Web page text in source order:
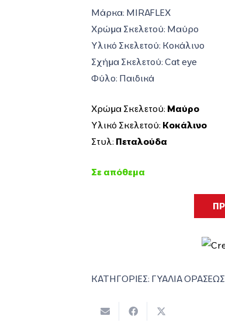
was:
62,00€.
Μάρκα: MIRAFLEX
Χρώμα Σκελετού: Μαύρο
Υλικό Σκελετού: Κοκάλινο
Σχήμα Σκελετού: Cat eye
Φύλο: Παιδικά
Χρώμα Σκελετού: Μαύρο
Υλικό Σκελετού: Κοκάλινο
Στυλ: Πεταλούδα
Σε απόθεμα
ΚΑΤΗΓΟΡΙΕΣ: ΓΥΑΛΙΑ ΟΡΑΣΕΩΣ